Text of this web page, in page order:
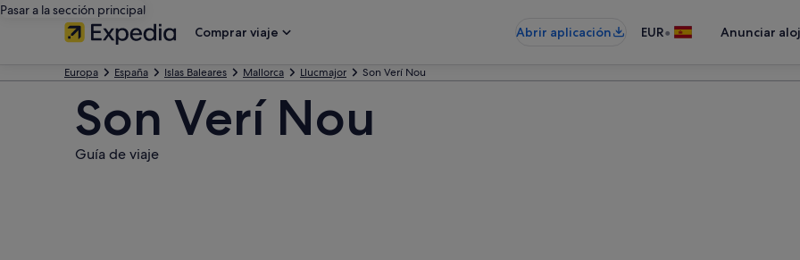
Pasar a la sección principal
Comprar viaje
Abrir aplicación EUR• Anunciar
Europa España Islas Baleares Mallorca Llucmajor Son Verí Nou
Son Verí Nou
Guía de viaje